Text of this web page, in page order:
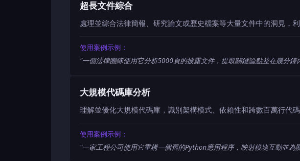
超長文件綜合
處理並綜合法律簡報、研究論文或歷史檔案等大量文件中的洞見，
使用案例示例：
"一個法律團隊使用它分析5000頁的披露文件，提取關鍵論點並在幾分鐘
大規模代碼庫分析
理解並優化大規模代碼庫，識別架構模式、依賴性和跨數百萬行代碼
使用案例示例：
"一家工程公司使用它重構一個舊的Python應用程序，映射模塊互動並為